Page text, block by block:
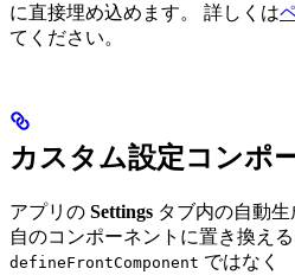
に直接埋め込めます。 詳しくは
てください。
カスタム設定コンポ
アプリの Settings タブ内の自動
自のコンポーネントに置き換える
defineFrontComponent ではなく